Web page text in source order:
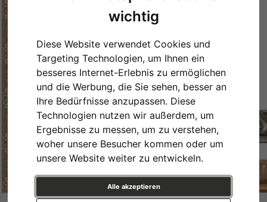
wichtig
Diese Website verwendet Cookies und
Targeting Technologien, um Ihnen ein
besseres Internet-Erlebnis zu ermöglichen
und die Werbung, die Sie sehen, besser an
Ihre Bedürfnisse anzupassen. Diese
Technologien nutzen wir außerdem, um
Ergebnisse zu messen, um zu verstehen,
woher unsere Besucher kommen oder um
unsere Website weiter zu entwickeln.
Alle akzeptieren
Zurück